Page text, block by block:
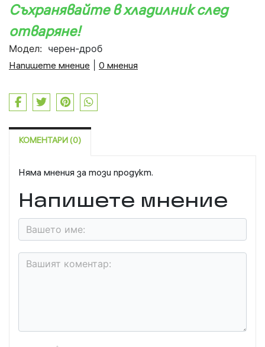
Съхранявайте в хладилник след
отваряне!
Модел: черен-дроб
Напишете мнение
0 мнения
КОМЕНТАРИ (0)
Няма мнения за този продукт.
Напишете мнение